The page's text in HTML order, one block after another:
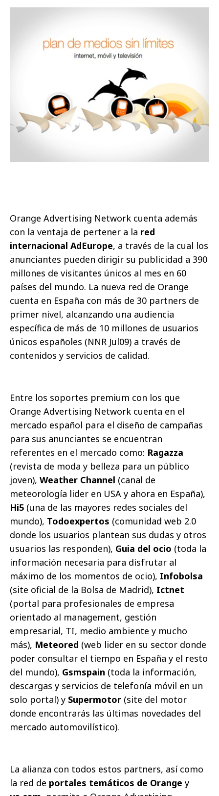
Orange Advertising Network cuenta además
con la ventaja de pertener a la red
internacional AdEurope, a través de la cual los
anunciantes pueden dirigir su publicidad a 390
millones de visitantes únicos al mes en 60
países del mundo. La nueva red de Orange
cuenta en España con más de 30 partners de
primer nivel, alcanzando una audiencia
específica de más de 10 millones de usuarios
únicos españoles (NNR Jul09) a través de
contenidos y servicios de calidad.
Entre los soportes premium con los que
Orange Advertising Network cuenta en el
mercado español para el diseño de campañas
para sus anunciantes se encuentran
referentes en el mercado como: Ragazza
(revista de moda y belleza para un público
joven), Weather Channel (canal de
meteorología lider en USA y ahora en España),
Hi5 (una de las mayores redes sociales del
mundo), Todoexpertos (comunidad web 2.0
donde los usuarios plantean sus dudas y otros
usuarios las responden), Guia del ocio (toda la
información necesaria para disfrutar al
máximo de los momentos de ocio), Infobolsa
(site oficial de la Bolsa de Madrid), Ictnet
(portal para profesionales de empresa
orientado al management, gestión
empresarial, TI, medio ambiente y mucho
más), Meteored (web lider en su sector donde
poder consultar el tiempo en España y el resto
del mundo), Gsmspain (toda la información,
descargas y servicios de telefonía móvil en un
solo portal) y Supermotor (site del motor
donde encontrarás las últimas novedades del
mercado automovilístico).
La alianza con todos estos partners, así como
la red de portales temáticos de Orange y